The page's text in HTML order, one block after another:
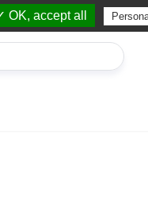
13h* Livraison offertedès 90€*
OK, accept all